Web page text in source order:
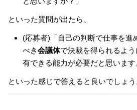
といった質問が出たら、
(応募者)「自己の判断で仕事を進
べき会議体で決裁を得られるよ
有できる能力が必要だと思います
といった感じで答えると良いでしょう